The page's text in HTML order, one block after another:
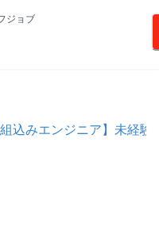
ジョブ
組込みエンジニア】未経